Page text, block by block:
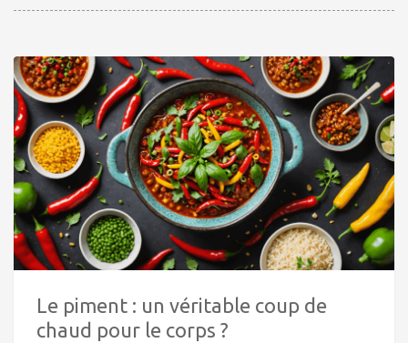
Le piment : un véritable coup de
chaud pour le corps ?